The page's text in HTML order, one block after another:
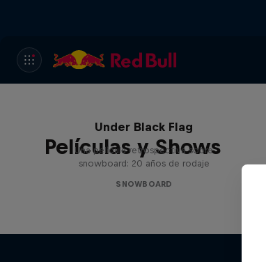
Películas y Shows
Under Black Flag
Una película retrospectiva sobre
snowboard: 20 años de rodaje
SNOWBOARD